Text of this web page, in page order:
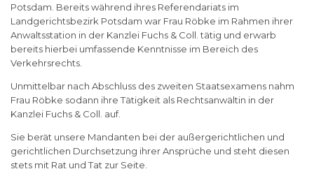
Potsdam. Bereits während ihres Referendariats im
Landgerichtsbezirk Potsdam war Frau Röbke im Rahmen ihrer
Anwaltsstation in der Kanzlei Fuchs & Coll. tätig und erwarb
bereits hierbei umfassende Kenntnisse im Bereich des
Verkehrsrechts.
Unmittelbar nach Abschluss des zweiten Staatsexamens nahm
Frau Röbke sodann ihre Tätigkeit als Rechtsanwältin in der
Kanzlei Fuchs & Coll. auf.
Sie berät unsere Mandanten bei der außergerichtlichen und
gerichtlichen Durchsetzung ihrer Ansprüche und steht diesen
stets mit Rat und Tat zur Seite.